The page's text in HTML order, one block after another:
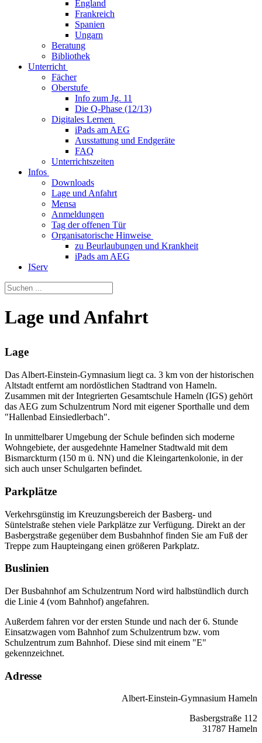
England
Frankreich
Spanien
Ungarn
Beratung
Bibliothek
Unterricht
Fächer
Oberstufe
Info zum Jg. 11
Die Q-Phase (12/13)
Digitales Lernen
iPads am AEG
Ausstattung und Endgeräte
FAQ
Unterrichtszeiten
Infos
Downloads
Lage und Anfahrt
Mensa
Anmeldungen
Tag der offenen Tür
Organisatorische Hinweise
zu Beurlaubungen und Krankheit
iPads am AEG
IServ
Lage und Anfahrt
Lage
Das Albert-Einstein-Gymnasium liegt ca. 3 km von der historischen
Altstadt entfernt am nordöstlichen Stadtrand von Hameln.
Zusammen mit der Integrierten Gesamtschule Hameln (IGS) gehört
das AEG zum Schulzentrum Nord mit eigener Sporthalle und dem
"Hallenbad Einsiedlerbach".
In unmittelbarer Umgebung der Schule befinden sich moderne
Wohngebiete, der ausgedehnte Hamelner Stadtwald mit dem
Bismarckturm (150 m ü. NN) und die Kleingartenkolonie, in der
sich auch unser Schulgarten befindet.
Parkplätze
Verkehrsgünstig im Kreuzungsbereich der Basberg- und
Süntelstraße stehen viele Parkplätze zur Verfügung. Direkt an der
Basbergstraße gegenüber dem Busbahnhof finden Sie am Fuß der
Treppe zum Haupteingang einen größeren Parkplatz.
Buslinien
Der Busbahnhof am Schulzentrum Nord wird halbstündlich durch
die Linie 4 (vom Bahnhof) angefahren.
Außerdem fahren vor der ersten Stunde und nach der 6. Stunde
Einsatzwagen vom Bahnhof zum Schulzentrum bzw. vom
Schulzentrum zum Bahnhof. Diese sind mit einem "E"
gekennzeichnet.
Adresse
Albert-Einstein-Gymnasium Hameln
Basbergstraße 112
31787 Hameln